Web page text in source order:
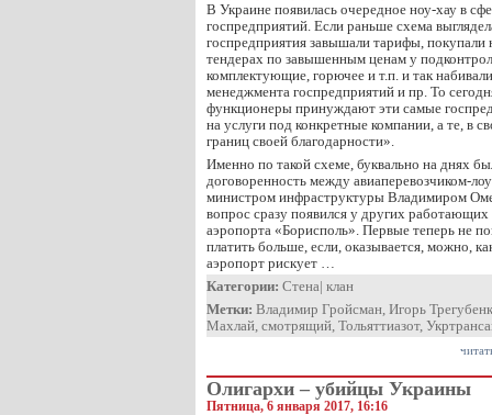
В Украине появилась очередное ноу-хау в
госпредприятий. Если раньше схема
госпредприятия завышали тарифы, покупали
тендерах по завышенным ценам у
комплектующие, горючее и т.п. и так
менеджмента госпредприятий и пр. То
функционеры принуждают эти самые
на услуги под конкретные компании, а те, в
границ своей благодарности».
Именно по такой схеме, буквально на днях
договоренность между авиаперевозчиком-
министром инфраструктуры Владимиром
вопрос сразу появился у других
аэропорта «Борисполь». Первые теперь не
платить больше, если, оказывается, можно,
аэропорт рискует …
Категории: Стена| клан
Метки: Владимир Гройсман, Игорь
Махлай, смотрящий, Тольяттиазот,
Олигархи – убийцы Украины
Пятница, 6 января 2017, 16:16